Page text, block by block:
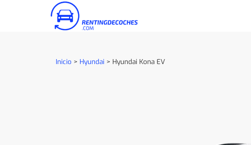
Inicio > Hyundai > Hyundai Kona EV